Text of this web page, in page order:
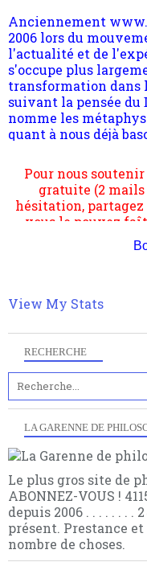
RECHERCHE
LA GARENNE DE
Le plus gros site de
ABONNEZ-VOUS !
depuis 2006 . . . . . . . .
présent. Prestance
nombre de choses.
transformation dans
suivant la pensée du
nomme les
quant à nous déjà
quantique, résolvant
philosophique du
contrat est la
multiples facteurs et
Pour nous
gratuite (2
View My Stats